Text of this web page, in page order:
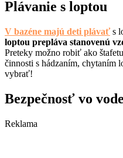
Plávanie s loptou
V bazéne majú deti plávaťs
loptou prepláva stanovenú
Preteky možno robiť ako
činnosti s hádzaním, chytaním
vybrať!
Bezpečnosť vo
Reklama